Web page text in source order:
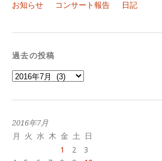
お知らせ コンサート報告 日記
過去の投稿
過
去
2016年7月
月
火 水 木 金 土
日
1
2
3